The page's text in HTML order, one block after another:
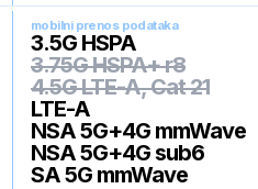
mobilni prenos podataka
3.5G HSPA
3.75G HSPA+ r8
4.5G LTE-A, Cat 21
LTE-A
NSA 5G+4G mmWave
NSA 5G+4G sub6
SA 5G mmWave